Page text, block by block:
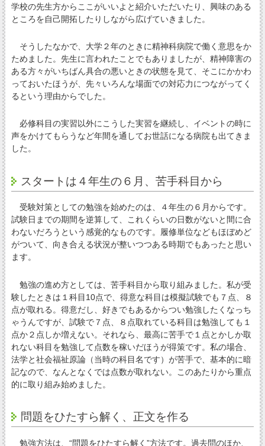
学校の先生方からここがいいよと紹介いただいたり、興味のある
ところを自己開拓したりしながら広げていきました。
そうしたなかで、大学２年のときに精神科病院で働く意思をか
ためました。先生に言われたことでもありましたが、精神障害の
ある方々がいちばん具合の悪いときの状態を見て、そこにかかわ
っておいたほうが、先々いろんな場面での対応力につながってく
るという理由からでした。
必修科目の実習以外にこうした実習を継続し、イベントの時に
声をかけてもらうなど年間を通してお世話になる病院も出てきま
した。
スタートは４年生の６月、苦手科目から
受験対策としての勉強を始めたのは、４年生の６月からです。
試験日までの期間を逆算して、これくらいの日数がないと間に合
わないだろうという感覚的なものです。履修単位などもほぼめど
がついて、向き合える状況が整いつつある時期でもあったと思い
ます。
勉強の進め方としては、苦手科目から取り組みました。私が受
験したときは１科目10点で、得意な科目は模擬試験でも７点、８
点が取れる。得意だし、好きでもあるからつい勉強したくなっち
ゃうんですが、試験で７点、８点取れている科目は勉強しても１
点か２点しか増えない。それなら、最高に苦手で１点とかしか取
れない科目を勉強して点数を稼いだほうが得策です。私の場合、
法学と社会福祉原論（当時の科目名です）が苦手で、基本的に暗
記なので、なんとなくでは点数が取れない。このあたりから重点
的に取り組み始めました。
問題をひたすら解く、正文を作る
勉強方法は、“問題をひたすら解く”方法です。過去問のほか、